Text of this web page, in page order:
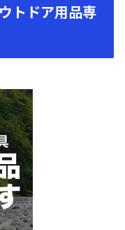
トドア用品専